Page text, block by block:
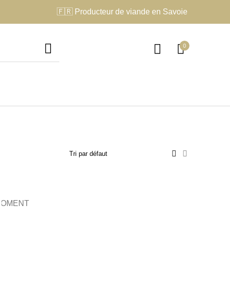
🇫🇷 Producteur de viande en Savoie
0